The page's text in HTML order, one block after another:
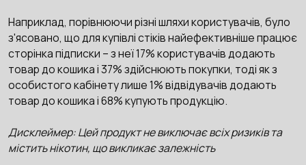
Наприклад, порівнюючи різні шляхи користувачів, було
з'ясовано, що для купівлі стіків найефективніше працює
сторінка підписки – з неї 17% користувачів додають
товар до кошика і 37% здійснюють покупки, тоді як з
особистого кабінету лише 1% відвідувачів додають
товар до кошика і 68% купують продукцію.
Дисклеймер: Цей продукт не виключає всіх ризиків та
містить нікотин, що викликає залежність